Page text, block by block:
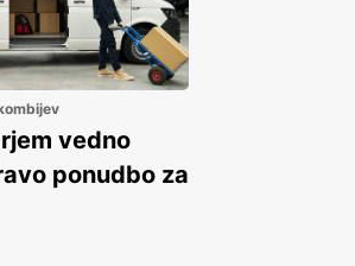
vedno
ponudbo za